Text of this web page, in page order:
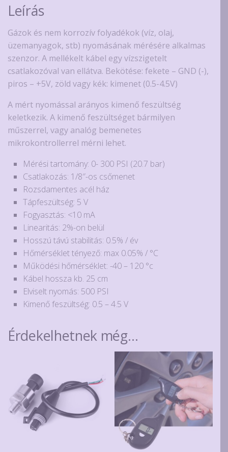
5
V,
1/8",
rozsdamentes
acél
mennyiség
Leírás
Gázok és nem korrozív folyadékok (víz, olaj,
üzemanyagok, stb) nyomásának mérésére alkalmas
szenzor. A mellékelt kábel egy vízszigetelt
csatlakozóval van ellátva. Bekötése: fekete – GND (-),
piros – +5V, zöld vagy kék: kimenet (0.5-4.5V)
A mért nyomással arányos kimenő feszültség
keletkezik. A kimenő feszültséget bármilyen
műszerrel, vagy analóg bemenetes
mikrokontrollerrel mérni lehet.
Mérési tartomány: 0- 300 PSI (20.7 bar)
Csatlakozás: 1/8″-os csőmenet
Rozsdamentes acél ház
Tápfeszültség: 5 V
Fogyasztás: <10 mA
Linearitás: 2%-on belül
Hosszú távú stabilitás: 0.5% / év
Hőmérséklet tényező: max 0.05% / °C
Működési hőmérséklet: -40 – 120 °c
Kábel hossza kb. 25 cm
Elviselt nyomás: 500 PSI
Kimenő feszültség: 0.5 – 4.5 V
Érdekelhetnek még…